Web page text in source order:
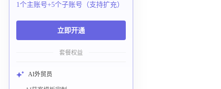
1个主账号+5个子账号（支持扩充）
立即开通
套餐权益
AI外贸员